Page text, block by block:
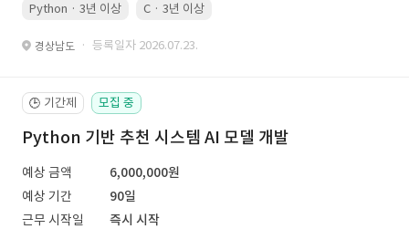
Python · 3년 이상 C · 3년 이상
경상남도 · 등록일자 2026.07.23.
🕒 기간제 모집 중
Python 기반 추천 시스템 AI 모델 개발
예상 금액
6,000,000원
예상 기간
90일
근무 시작일
즉시 시작